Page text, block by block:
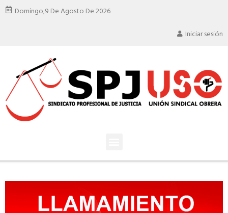
Domingo,9 De Agosto De 2026
Iniciar sesión